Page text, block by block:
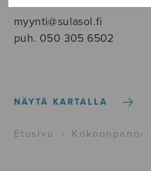
myynti@sulasol.fi
puh. 050 305 6502
NÄYTÄ KARTALLA
Etusivu › Kokoonpano›